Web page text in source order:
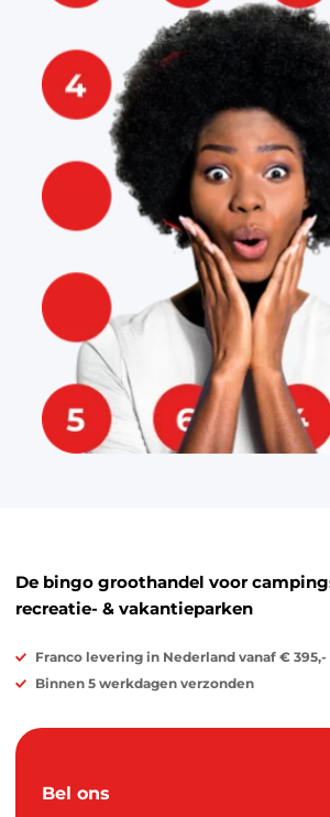
De bingo groothandel voor
recreatie- & vakantieparken
Franco levering in Nederland vanaf € 395,-
Binnen 5 werkdagen verzonden
Bel ons